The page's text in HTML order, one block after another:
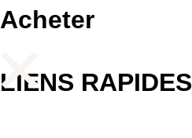
Acheter
LIENS RAPIDES